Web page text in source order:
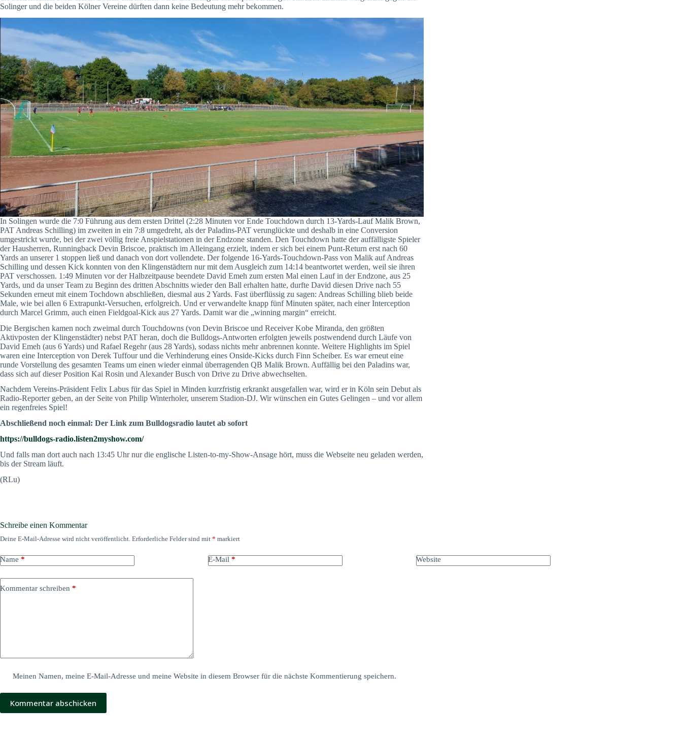
Solinger und die beiden Kölner Vereine dürften dann keine Bedeutung mehr bekommen.
In Solingen wurde die 7:0 Führung aus dem ersten Drittel (2:28 Minuten vor Ende Touchdown durch 13-Yards-Lauf Malik Brown,
PAT Andreas Schilling) im zweiten in ein 7:8 umgedreht, als der Paladins-PAT verunglückte und deshalb in eine Conversion
umgestrickt wurde, bei der zwei völlig freie Anspielstationen in der Endzone standen. Den Touchdown hatte der auffälligste Spieler
der Hausherren, Runningback Devin Briscoe, praktisch im Alleingang erzielt, indem er sich bei einem Punt-Return erst nach 60
Yards an unserer 1 stoppen ließ und danach von dort vollendete. Der folgende 16-Yards-Touchdown-Pass von Malik auf Andreas
Schilling und dessen Kick konnten von den Klingenstädtern nur mit dem Ausgleich zum 14:14 beantwortet werden, weil sie ihren
PAT verschossen. 1:49 Minuten vor der Halbzeitpause beendete David Emeh zum ersten Mal einen Lauf in der Endzone, aus 25
Yards, und da unser Team zu Beginn des dritten Abschnitts wieder den Ball erhalten hatte, durfte David diesen Drive nach 55
Sekunden erneut mit einem Tochdown abschließen, diesmal aus 2 Yards. Fast überflüssig zu sagen: Andreas Schilling blieb beide
Male, wie bei allen 6 Extrapunkt-Versuchen, erfolgreich. Und er verwandelte knapp fünf Minuten später, nach einer Interception
durch Marcel Grimm, auch einen Fieldgoal-Kick aus 27 Yards. Damit war die „winning margin“ erreicht.
Die Bergischen kamen noch zweimal durch Touchdowns (von Devin Briscoe und Receiver Kobe Miranda, den größten
Aktivposten der Klingenstädter) nebst PAT heran, doch die Bulldogs-Antworten erfolgten jeweils postwendend durch Läufe von
David Emeh (aus 6 Yards) und Rafael Regehr (aus 28 Yards), sodass nichts mehr anbrennen konnte. Weitere Highlights im Spiel
waren eine Interception von Derek Tuffour und die Verhinderung eines Onside-Kicks durch Finn Scheiber. Es war erneut eine
runde Vorstellung des gesamten Teams um einen wieder einmal überragenden QB Malik Brown. Auffällig bei den Paladins war,
dass sich auf dieser Position Kai Rosin und Alexander Busch von Drive zu Drive abwechselten.
Nachdem Vereins-Präsident Felix Labus für das Spiel in Minden kurzfristig erkrankt ausgefallen war, wird er in Köln sein Debut als
Radio-Reporter geben, an der Seite von Philip Winterholer, unserem Stadion-DJ. Wir wünschen ein Gutes Gelingen – und vor allem
ein regenfreies Spiel!
Abschließend noch einmal: Der Link zum Bulldogsradio lautet ab sofort
https://bulldogs-radio.listen2myshow.com/
Und falls man dort auch nach 13:45 Uhr nur die englische Listen-to-my-Show-Ansage hört, muss die Webseite neu geladen werden,
bis der Stream läuft.
(RLu)
Schreibe einen Kommentar
Deine E-Mail-Adresse wird nicht veröffentlicht. Erforderliche Felder sind mit * markiert
Name * E-Mail* Website
Kommentar schreiben *
Meinen Namen, meine E-Mail-Adresse und meine Website in diesem Browser für die nächste Kommentierung speichern.
Kommentar abschicken